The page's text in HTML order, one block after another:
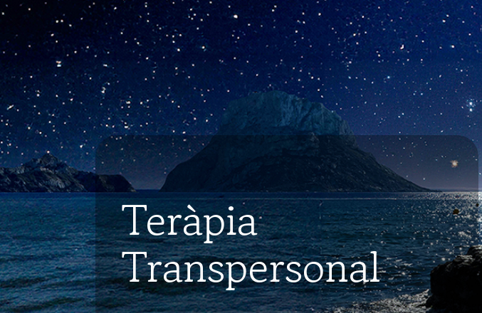
Teràpia
Transpersonal